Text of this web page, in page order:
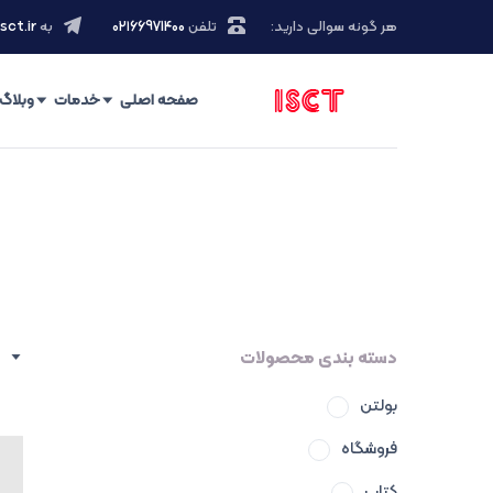
هر گونه سوالی دارید: تلفن ۰۲۱66971400 به
صفحه اصلی خدمات وبلاگ
دسته بندی محصولات
بولتن
فروشگاه